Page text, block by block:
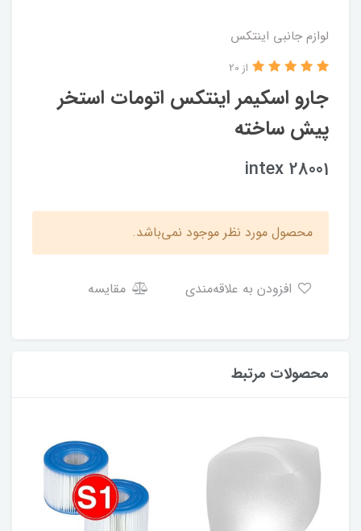
لوازم جانبی اینتکس
جارو اسکیمر اینتکس اتومات استخر
پیش ساخته
از 20
intex 28001
محصول مورد نظر موجود نمی‌باشد.
مقایسه
محصولات مرتبط